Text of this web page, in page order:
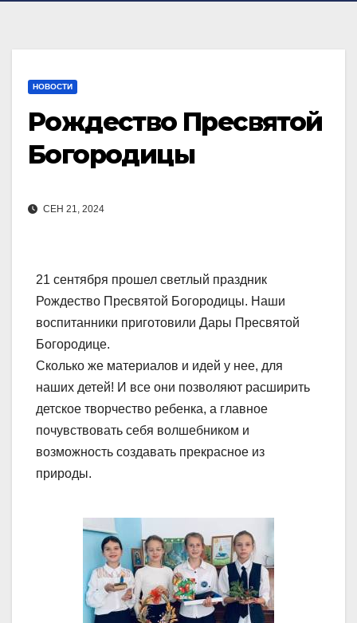
НОВОСТИ
Рождество Пресвятой
Богородицы
СЕН 21, 2024
21 сентября прошел светлый праздник
Рождество Пресвятой Богородицы. Наши
воспитанники приготовили Дары Пресвятой
Богородице.
Сколько же материалов и идей у нее, для
наших детей! И все они позволяют расширить
детское творчество ребенка, а главное
почувствовать себя волшебником и
возможность создавать прекрасное из
природы.